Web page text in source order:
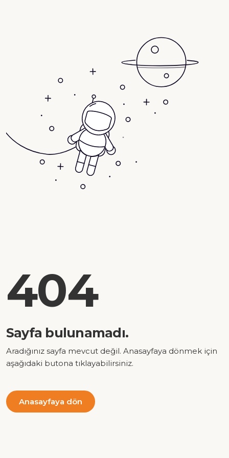
404
Sayfa bulunamadı.
Aradığınız sayfa mevcut değil. Anasayfaya dönmek için
aşağıdaki butona tıklayabilirsiniz.
Anasayfaya dön